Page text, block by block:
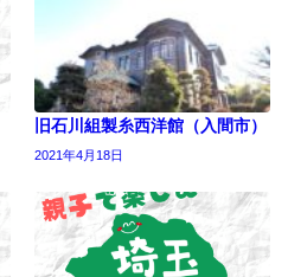
旧石川組製糸西洋館（入間市）
2021年4月18日